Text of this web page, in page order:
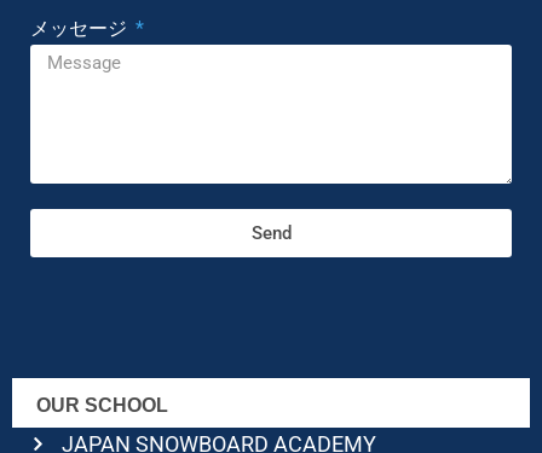
メッセージ
Send
OUR SCHOOL
JAPAN SNOWBOARD ACADEMY